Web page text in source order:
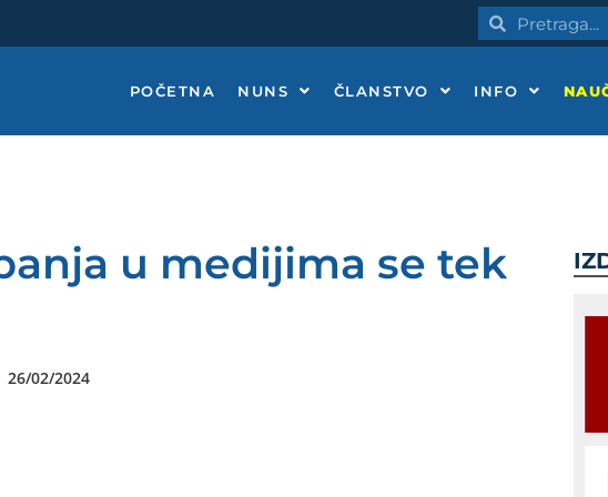
PretragaPretraga
POČETNA NUNS ČLANSTVO INFO
u medijima se tek
26/02/2024